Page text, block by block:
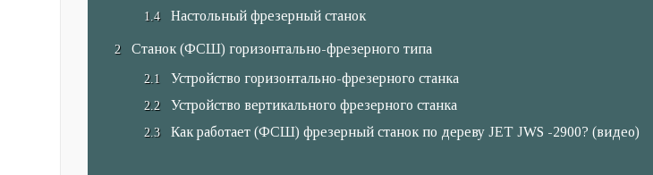
Настольный фрезерный станок
Станок (ФСШ) горизонтально-фрезерного типа
Устройство горизонтально-фрезерного станка
Устройство вертикального фрезерного станка
Как работает (ФСШ) фрезерный станок по дереву JET JWS -2900? (видео)